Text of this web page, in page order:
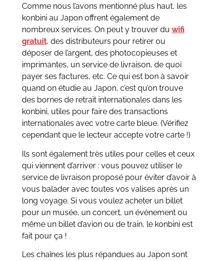
Comme nous l’avons mentionné plus haut, les
konbini au Japon offrent également de
nombreux services. On peut y trouver du wifi
gratuit, des distributeurs pour retirer ou
déposer de l’argent, des photocopieuses et
imprimantes, un service de livraison, de quoi
payer ses factures, etc. Ce qui est bon à savoir
quand on étudie au Japon, c’est qu’on trouve
des bornes de retrait internationales dans les
konbini, utiles pour faire des transactions
internationales avec votre carte bleue. (Vérifiez
cependant que le lecteur accepte votre carte !)
Ils sont également très utiles pour celles et ceux
qui viennent d’arriver : vous pouvez utiliser le
service de livraison proposé pour éviter d’avoir à
vous balader avec toutes vos valises après un
long voyage. Si vous voulez acheter un billet
pour un musée, un concert, un événement ou
même un billet d’avion ou de train, le konbini est
fait pour ça !
Les chaînes les plus répandues au Japon sont